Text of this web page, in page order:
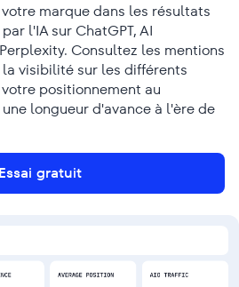
marque dans les résultats
l'IA sur ChatGPT, AI
Consultez les mentions
visibilité sur les différents
positionnement au
longueur d'avance à l'ère de
Essai gratuit